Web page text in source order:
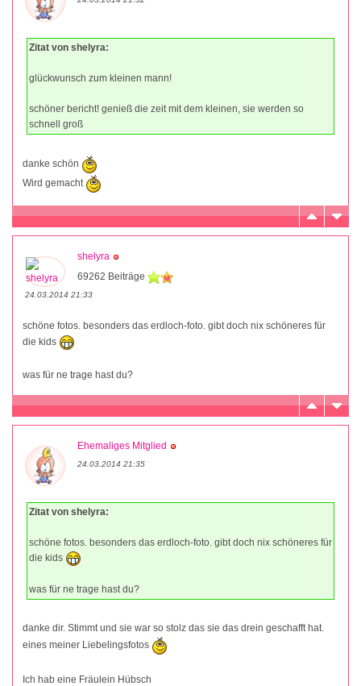
Zitat von shelyra:
glückwunsch zum kleinen mann!
schöner bericht! genieß die zeit mit dem kleinen, sie werden so
schnell groß
danke schön
Wird gemacht
shelyra
69262 Beiträge
24.03.2014 21:33
schöne fotos. besonders das erdloch-foto. gibt doch nix schöneres für
die kids
was für ne trage hast du?
Ehemaliges Mitglied
24.03.2014 21:35
Zitat von shelyra:
schöne fotos. besonders das erdloch-foto. gibt doch nix schöneres für
die kids
was für ne trage hast du?
danke dir. Stimmt und sie war so stolz das sie das drein geschafft hat.
eines meiner Liebelingsfotos
Ich hab eine Fräulein Hübsch